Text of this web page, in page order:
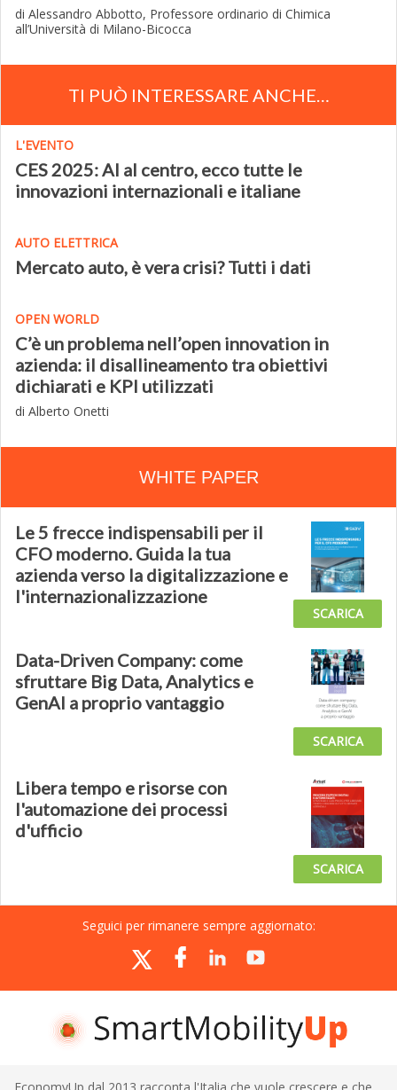
di Alessandro Abbotto, Professore ordinario di Chimica
all’Università di Milano-Bicocca
TI PUÒ INTERESSARE ANCHE…
L'EVENTO
CES 2025: AI al centro, ecco tutte le
innovazioni internazionali e italiane
AUTO ELETTRICA
Mercato auto, è vera crisi? Tutti i dati
OPEN WORLD
C’è un problema nell’open innovation in
azienda: il disallineamento tra obiettivi
dichiarati e KPI utilizzati
di Alberto Onetti
WHITE PAPER
Le 5 frecce indispensabili per il
CFO moderno. Guida la tua
azienda verso la digitalizzazione e
l'internazionalizzazione
SCARICA
Data-Driven Company: come
sfruttare Big Data, Analytics e
GenAI a proprio vantaggio
SCARICA
Libera tempo e risorse con
l'automazione dei processi
d'ufficio
SCARICA
Seguici per rimanere sempre aggiornato: